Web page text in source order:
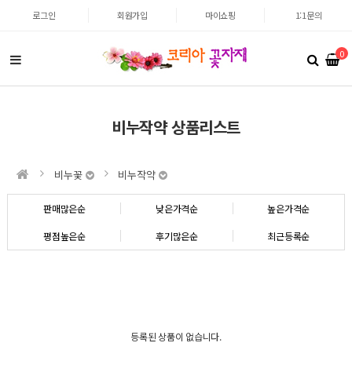
로그인 회원가입 마이쇼핑 1:1문의
0
비누작약 상품리스트
비누꽃 비누작약
판매많은순 낮은가격순 높은가격순
평점높은순 후기많은순 최근등록순
등록된 상품이 없습니다.